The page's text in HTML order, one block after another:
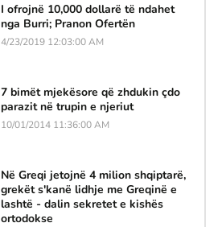
I ofrojnë 10,000 dollarë të ndahet
nga Burri; Pranon Ofertën
4/23/2019 12:03:00 AM
7 bimët mjekësore që zhdukin çdo
parazit në trupin e njeriut
10/01/2014 11:36:00 AM
Në Greqi jetojnë 4 milion shqiptarë,
grekët s'kanë lidhje me Greqinë e
lashtë - dalin sekretet e kishës
ortodokse